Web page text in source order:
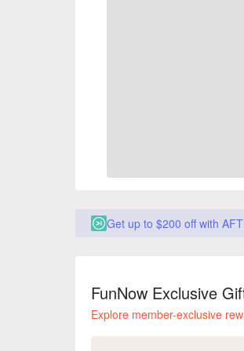
Get up to $200 off with
FunNow Exclusive
Explore member-exclusive